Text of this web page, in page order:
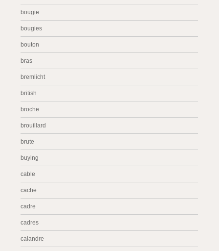
bougie
bougies
bouton
bras
bremlicht
british
broche
brouillard
brute
buying
cable
cache
cadre
cadres
calandre